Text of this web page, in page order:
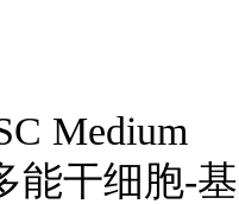
Medium
能干细胞-基